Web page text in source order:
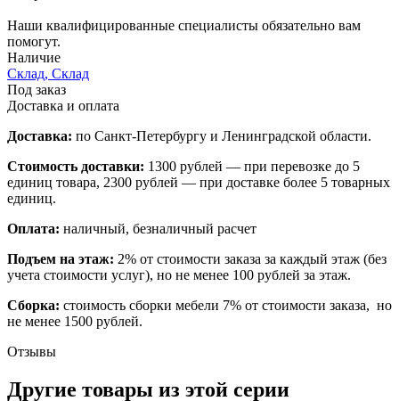
Наши квалифицированные специалисты обязательно вам
помогут.
Наличие
Склад, Склад
Под заказ
Доставка и оплата
Доставка: по Санкт-Петербургу и Ленинградской области.
Стоимость доставки: 1300 рублей — при перевозке до 5
единиц товара, 2300 рублей — при доставке более 5 товарных
единиц.
Оплата: наличный, безналичный расчет
Подъем на этаж: 2% от стоимости заказа за каждый этаж (без
учета стоимости услуг), но не менее 100 рублей за этаж.
Сборка: стоимость сборки мебели 7% от стоимости заказа, но
не менее 1500 рублей.
Отзывы
Другие товары из этой серии